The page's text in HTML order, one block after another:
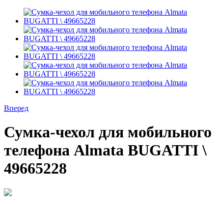
Вперед
Сумка-чехол для мобильного
телефона Almata BUGATTI \
49665228